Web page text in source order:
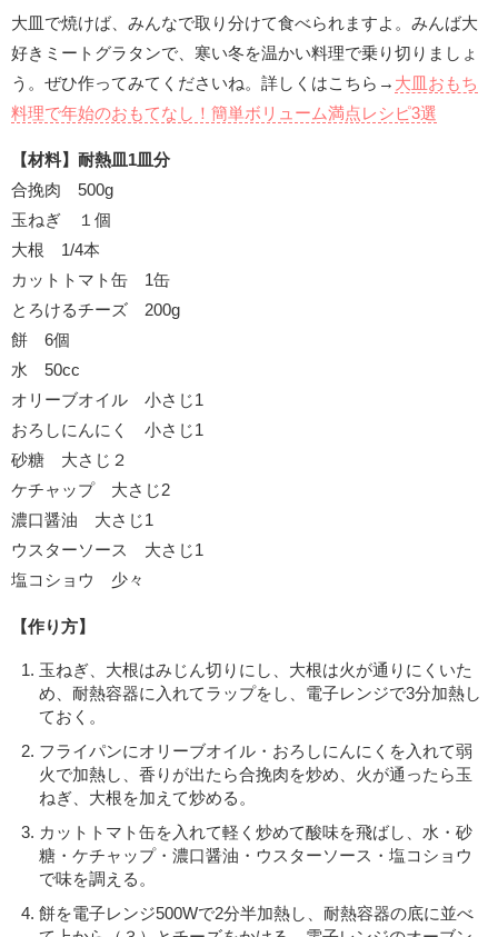
大皿で焼けば、みんなで取り分けて食べられますよ。みんば大
好きミートグラタンで、寒い冬を温かい料理で乗り切りましょ
う。ぜひ作ってみてくださいね。詳しくはこちら→ 大皿おもち
料理で年始のおもてなし！簡単ボリューム満点レシピ3選
【材料】耐熱皿1皿分
合挽肉 500g
玉ねぎ １個
大根 1/4本
カットトマト缶 1缶
とろけるチーズ 200g
餅 6個
水 50cc
オリーブオイル 小さじ1
おろしにんにく 小さじ1
砂糖 大さじ２
ケチャップ 大さじ2
濃口醤油 大さじ1
ウスターソース 大さじ1
塩コショウ 少々
【作り方】
玉ねぎ、大根はみじん切りにし、大根は火が通りにくいた
め、耐熱容器に入れてラップをし、電子レンジで3分加熱し
ておく。
フライパンにオリーブオイル・おろしにんにくを入れて弱
火で加熱し、香りが出たら合挽肉を炒め、火が通ったら玉
ねぎ、大根を加えて炒める。
カットトマト缶を入れて軽く炒めて酸味を飛ばし、水・砂
糖・ケチャップ・濃口醤油・ウスターソース・塩コショウ
で味を調える。
餅を電子レンジ500Wで2分半加熱し、耐熱容器の底に並べ